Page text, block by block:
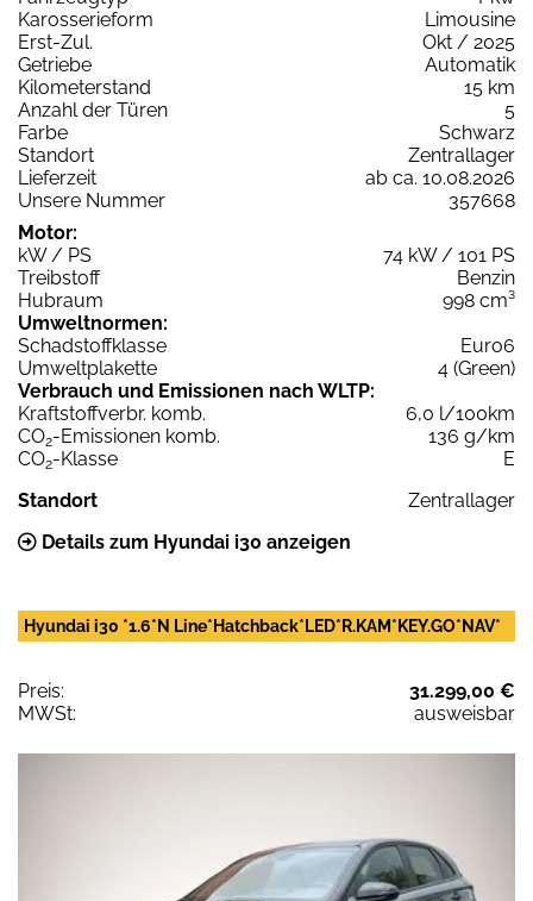
Karosserieform
Limousine
Erst-Zul.
Okt / 2025
Getriebe
Automatik
Kilometerstand
15 km
Anzahl der Türen
5
Farbe
Schwarz
Standort
Zentrallager
Lieferzeit
ab ca. 10.08.2026
Unsere Nummer
357668
Motor:
kW / PS
74 kW / 101 PS
Treibstoff
Benzin
Hubraum
998 cm³
Umweltnormen:
Schadstoffklasse
Euro6
Umweltplakette
4 (Green)
Verbrauch und Emissionen nach WLTP:
Kraftstoffverbr. komb.
6,0 l/100km
CO2-Emissionen komb.
136 g/km
CO2-Klasse
E
Standort
Zentrallager
Details zum Hyundai i30 anzeigen
Hyundai i30 *1.6*N Line*Hatchback*LED*R.KAM*KEY.GO*NAV*
Preis:
31.299,00 €
MWSt:
ausweisbar